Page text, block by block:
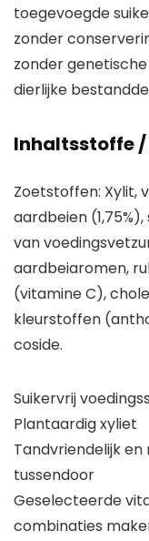
toegevoegde
zonder
zonder
dierlijke
Inhaltsstoffe
Zoetstoffen: Xylit,
aardbeien
van
aardbeiaromen,
(vitamine C),
kleurstoffen
coside.
Suikervrij
Plantaardig xyliet
Tandvriendelijk
tussendoor
Geselecteerde
combinaties